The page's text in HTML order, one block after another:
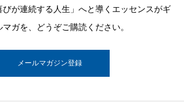
びが連続する人生」へと導くエッセンスがギ
ガを、どうぞご購読ください。
メールマガジン登録